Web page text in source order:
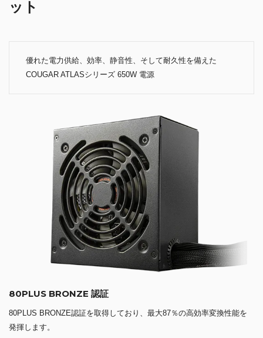
ット
優れた電力供給、効率、静音性、そして耐久性を備えた
COUGAR ATLASシリーズ 650W 電源
80PLUS BRONZE 認証
80PLUS BRONZE認証を取得しており、最大87％の高効率変換性能を
発揮します。